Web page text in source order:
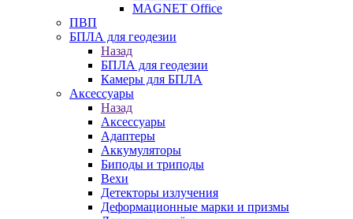
MAGNET Office
ПВП
БПЛА для геодезии
Назад
БПЛА для геодезии
Камеры для БПЛА
Аксессуары
Назад
Аксессуары
Адаптеры
Аккумуляторы
Биподы и триподы
Вехи
Детекторы излучения
Деформационные марки и призмы